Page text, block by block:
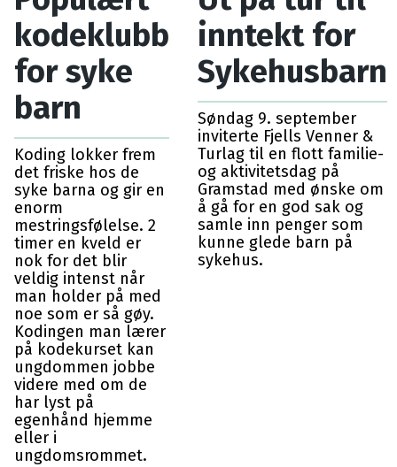
kodeklubb
for syke
barn
Koding lokker frem
det friske hos de
syke barna og gir en
enorm
mestringsfølelse. 2
timer en kveld er
nok for det blir
veldig intenst når
man holder på med
noe som er så gøy.
Kodingen man lærer
på kodekurset kan
ungdommen jobbe
videre med om de
har lyst på
egenhånd hjemme
eller i
ungdomsrommet.
inntekt for
Sykehusbarn
Søndag 9. september
inviterte Fjells Venner &
Turlag til en flott familie-
og aktivitetsdag på
Gramstad med ønske om
å gå for en god sak og
samle inn penger som
kunne glede barn på
sykehus.